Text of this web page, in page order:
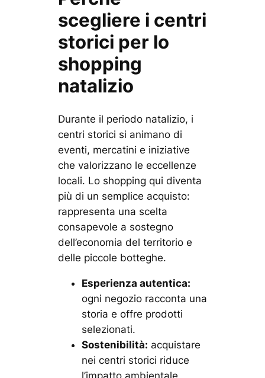
scegliere i centri
storici per lo
shopping
natalizio
Durante il periodo natalizio, i
centri storici si animano di
eventi, mercatini e iniziative
che valorizzano le eccellenze
locali. Lo shopping qui diventa
più di un semplice acquisto:
rappresenta una scelta
consapevole a sostegno
dell’economia del territorio e
delle piccole botteghe.
Esperienza autentica:
ogni negozio racconta una
storia e offre prodotti
selezionati.
Sostenibilità: acquistare
nei centri storici riduce